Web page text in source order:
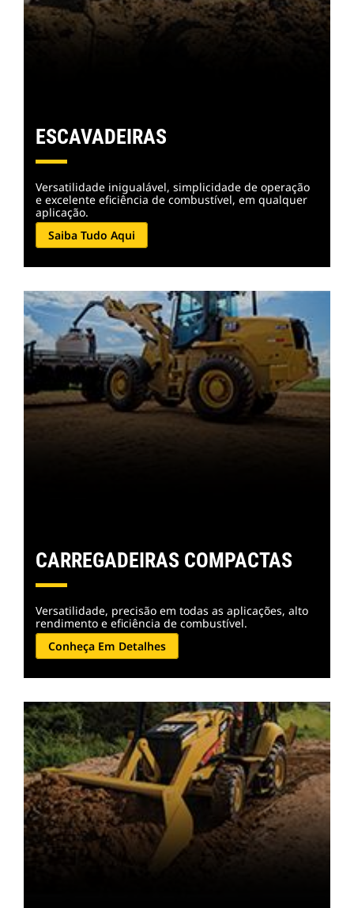
ESCAVADEIRAS
Versatilidade inigualável, simplicidade de operação
e excelente eficiência de combustível, em qualquer
aplicação.
Saiba Tudo Aqui
CARREGADEIRAS COMPACTAS
Versatilidade, precisão em todas as aplicações, alto
rendimento e eficiência de combustível.
Conheça Em Detalhes